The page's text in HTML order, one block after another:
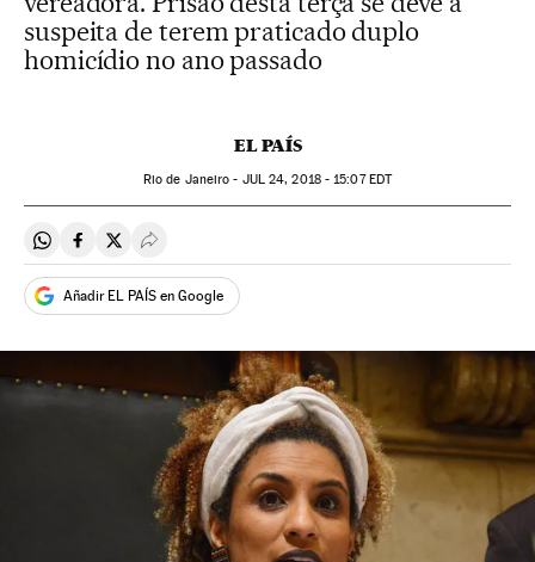
suspeita de terem praticado duplo
homicídio no ano passado
EL PAÍS
Rio de Janeiro - JUL24, 2018 - 15:07EDT
Compartir en Whatsapp
Compartir en Facebook
Compartir en Twitter
Desplegar Redes Sociales
Añadir EL PAÍS en Google